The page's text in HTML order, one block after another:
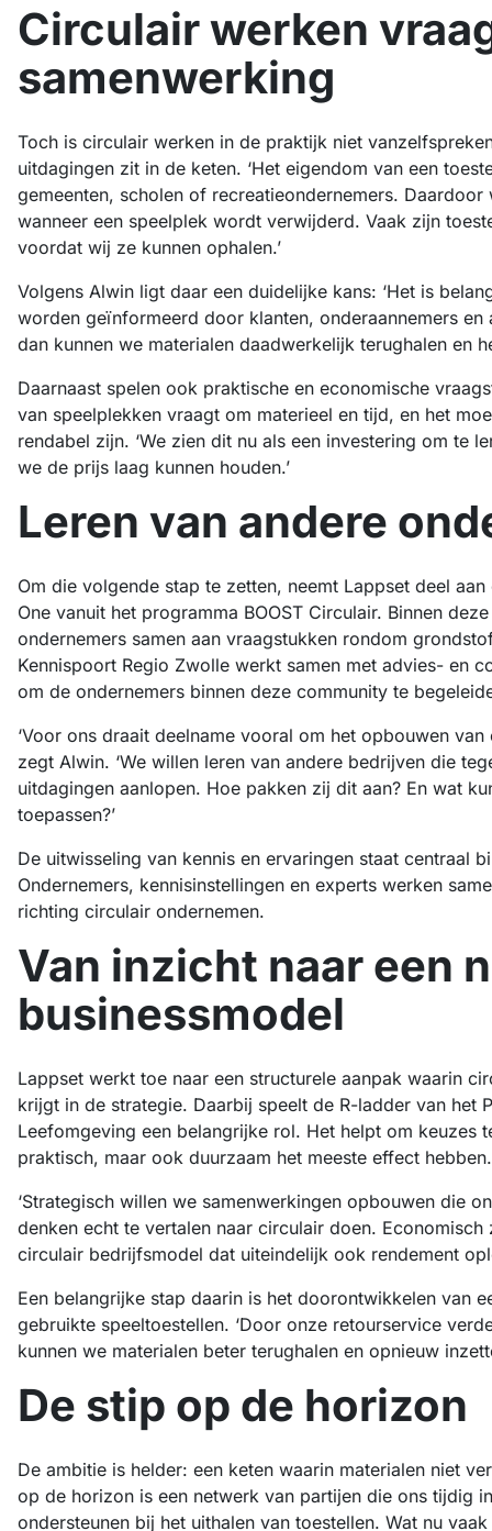
Circulair werken
samenwerking
Toch is circulair werken in de praktijk niet
uitdagingen zit in de keten. ‘Het eigendom van een
gemeenten, scholen of recreatieondernemers. Daardoor
wanneer een speelplek wordt verwijderd. Vaak zijn
voordat wij ze kunnen ophalen.’
Volgens Alwin ligt daar een duidelijke kans: ‘Het is
worden geïnformeerd door klanten, onderaannemers en
dan kunnen we materialen daadwerkelijk terughalen en
Daarnaast spelen ook praktische en economische
van speelplekken vraagt om materieel en tijd, en het
rendabel zijn. ‘We zien dit nu als een investering om te
we de prijs laag kunnen houden.’
Leren van andere
Om die volgende stap te zetten, neemt Lappset deel
One vanuit het programma BOOST Circulair. Binnen
ondernemers samen aan vraagstukken rondom
Kennispoort Regio Zwolle werkt samen met advies- en
om de ondernemers binnen deze community te
‘Voor ons draait deelname vooral om het opbouwen van
zegt Alwin. ‘We willen leren van andere bedrijven die
uitdagingen aanlopen. Hoe pakken zij dit aan? En wat
toepassen?’
De uitwisseling van kennis en ervaringen staat centraal
Ondernemers, kennisinstellingen en experts werken
richting circulair ondernemen.
Van inzicht naar een
businessmodel
Lappset werkt toe naar een structurele aanpak waarin
krijgt in de strategie. Daarbij speelt de R-ladder van het
Leefomgeving een belangrijke rol. Het helpt om keuzes
praktisch, maar ook duurzaam het meeste effect hebben.
‘Strategisch willen we samenwerkingen opbouwen die
denken echt te vertalen naar circulair doen. Economisch
circulair bedrijfsmodel dat uiteindelijk ook rendement
Een belangrijke stap daarin is het doorontwikkelen van
gebruikte speeltoestellen. ‘Door onze retourservice
kunnen we materialen beter terughalen en opnieuw
De stip op de horizon
De ambitie is helder: een keten waarin materialen niet
op de horizon is een netwerk van partijen die ons tijdig
ondersteunen bij het uithalen van toestellen. Wat nu